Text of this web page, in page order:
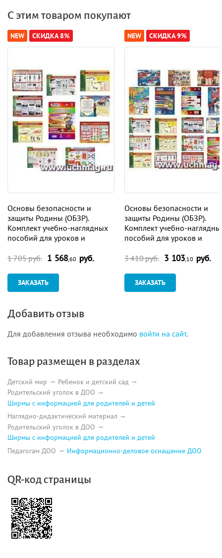
С этим товаром покупают
NEW СКИДКА 8%
Основы безопасности и
защиты Родины (ОБЗР).
Комплект учебно-наглядных
пособий для уроков и
1 705 руб. 1 568,60 руб.
ЗАКАЗАТЬ
NEW СКИДКА 9%
Основы безопасности и
защиты Родины (ОБЗР).
Комплект учебно-
пособий для уроков и
3 410 руб. 3 103 ,10 руб.
ЗАКАЗАТЬ
Добавить отзыв
Для добавления отзыва необходимо войти на сайт.
Товар размещен в разделах
Детский мир
Ребенок и детский сад
Родительский уголок в ДОО
Ширмы с информацией для родителей и детей
Наглядно-дидактический материал
Родительский уголок в ДОО
Ширмы с информацией для родителей и детей
Педагогам ДОО
Информационно-деловое оснащение ДОО
QR-код страницы